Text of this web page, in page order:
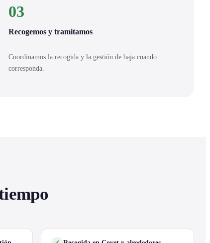
03
Recogemos y tramitamos
Coordinamos la recogida y la gestión de baja cuando
corresponda.